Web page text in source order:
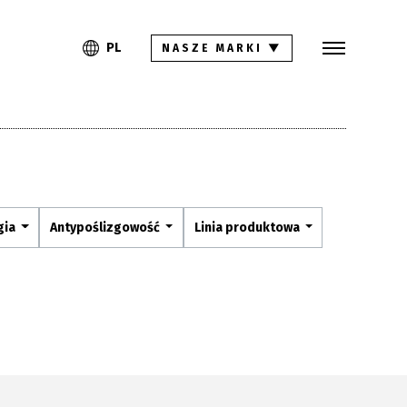
PL
PL NASZE MARKI ▼
Antypoślizgowość Linia produktowa
Inspiracje
Pliki do pobrania
Strefa architekta